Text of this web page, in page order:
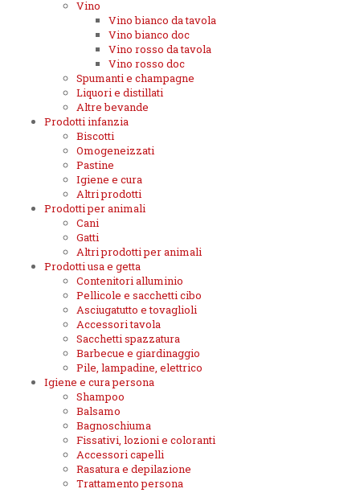
Vino
Vino bianco da tavola
Vino bianco doc
Vino rosso da tavola
Vino rosso doc
Spumanti e champagne
Liquori e distillati
Altre bevande
Prodotti infanzia
Biscotti
Omogeneizzati
Pastine
Igiene e cura
Altri prodotti
Prodotti per animali
Cani
Gatti
Altri prodotti per animali
Prodotti usa e getta
Contenitori alluminio
Pellicole e sacchetti cibo
Asciugatutto e tovaglioli
Accessori tavola
Sacchetti spazzatura
Barbecue e giardinaggio
Pile, lampadine, elettrico
Igiene e cura persona
Shampoo
Balsamo
Bagnoschiuma
Fissativi, lozioni e coloranti
Accessori capelli
Rasatura e depilazione
Trattamento persona